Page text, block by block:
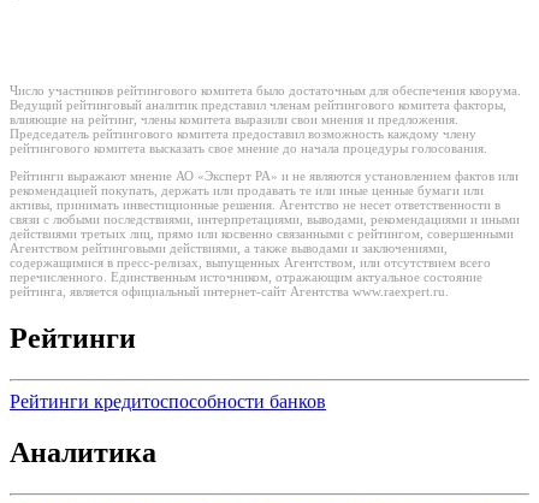
Число участников рейтингового комитета было достаточным для обеспечения кворума.
Ведущий рейтинговый аналитик представил членам рейтингового комитета факторы,
влияющие на рейтинг, члены комитета выразили свои мнения и предложения.
Председатель рейтингового комитета предоставил возможность каждому члену
рейтингового комитета высказать свое мнение до начала процедуры голосования.
Рейтинги выражают мнение АО «Эксперт РА» и не являются установлением фактов или
рекомендацией покупать, держать или продавать те или иные ценные бумаги или
активы, принимать инвестиционные решения. Агентство не несет ответственности в
связи с любыми последствиями, интерпретациями, выводами, рекомендациями и иными
действиями третьих лиц, прямо или косвенно связанными с рейтингом, совершенными
Агентством рейтинговыми действиями, а также выводами и заключениями,
содержащимися в пресс-релизах, выпущенных Агентством, или отсутствием всего
перечисленного. Единственным источником, отражающим актуальное состояние
рейтинга, является официальный интернет-сайт Агентства www.raexpert.ru.
Рейтинги
Рейтинги кредитоспособности банков
Аналитика